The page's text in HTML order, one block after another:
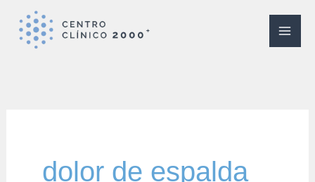
dolor de espalda